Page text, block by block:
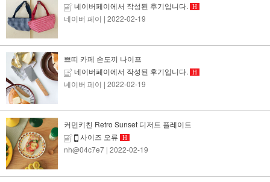
네이버페이에서 작성된 후기입니다.
H
네이버 페이 | 2022-02-19
쁘띠 카페 손도끼 나이프
네이버페이에서 작성된 후기입니다.
H
네이버 페이 | 2022-02-19
커먼키친 Retro Sunset 디저트 플레이트
사이즈 오류
H
nh@04c7e7 | 2022-02-19